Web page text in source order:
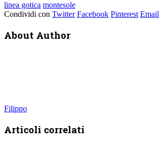
linea gotica montesole
Condividi con Twitter Facebook Pinterest Email
About Author
Filippo
Articoli correlati